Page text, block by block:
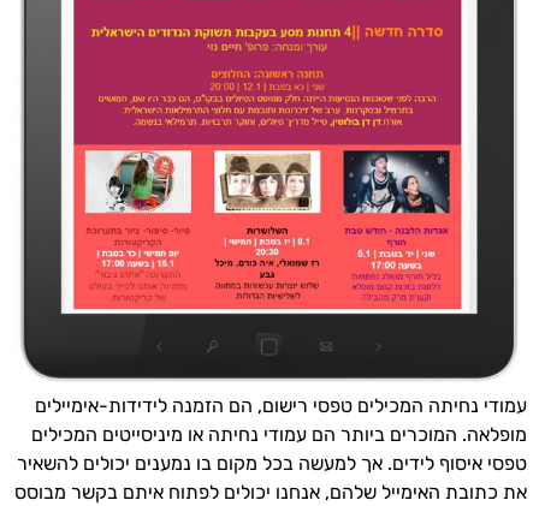
עמודי נחיתה המכילים טפסי רישום, הם הזמנה לידידות-אימיילים
מופלאה. המוכרים ביותר הם עמודי נחיתה או מיניסייטים המכילים
טפסי איסוף לידים. אך למעשה בכל מקום בו נמענים יכולים להשאיר
את כתובת האימייל שלהם, אנחנו יכולים לפתוח איתם בקשר מבוסס